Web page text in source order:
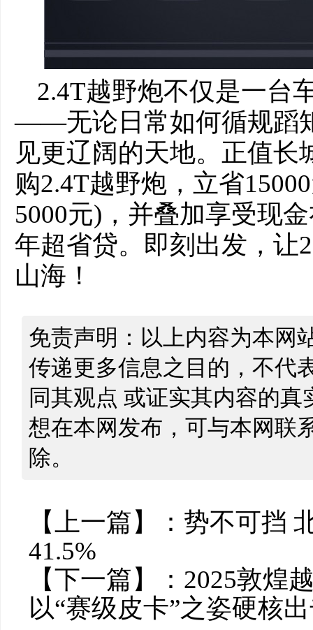
2.4T越野炮不仅是一台
——无论日常如何循规蹈
见更辽阔的天地。正值
购2.4T越野炮，立省
5000元)，并叠加享受现
年超省贷。即刻出发，让
山海！
免责声明：以上内容为本网
传递更多信息之目的，不代
同其观点 或证实其内容的
想在本网发布，可与本网联
除。
【上一篇】： 势不可挡
41.5%
【下一篇】： 2025敦煌
以“赛级皮卡”之姿硬核